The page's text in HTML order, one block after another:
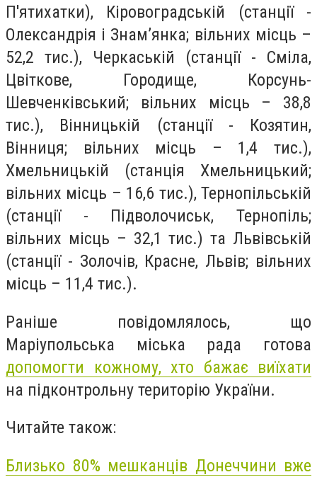
П'ятихатки), Кіровоградській (станції -
Олександрія і Знам’янка; вільних місць –
52,2 тис.), Черкаській (станції - Сміла,
Цвіткове, Городище, Корсунь-
Шевченківський; вільних місць – 38,8
тис.), Вінницькій (станції - Козятин,
Вінниця; вільних місць – 1,4 тис.),
Хмельницькій (станція Хмельницький;
вільних місць – 16,6 тис.), Тернопільській
(станції - Підволочиськ, Тернопіль;
вільних місць – 32,1 тис.) та Львівській
(станції - Золочів, Красне, Львів; вільних
місць – 11,4 тис.).
Раніше повідомлялось, що
Маріупольська міська рада готова
допомогти кожному, хто бажає виїхати
на підконтрольну територію України.
Читайте також:
Близько 80% мешканців Донеччини вже